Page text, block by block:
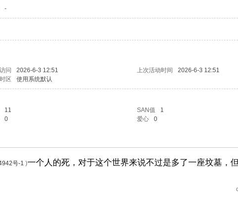
-
问 2026-6-3 12:51 上次活动时间
2026-6-3 12:51
区 使用系统默认
11 SAN值
1
0 爱心
0
号-1 )一个人的死，对于这个世界来说不过是多了一座坟墓，